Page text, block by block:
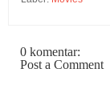
0 komentar:
Post a Comment